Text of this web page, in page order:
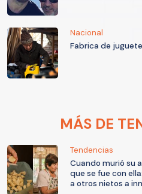
Nacional
Fabrica de
MÁS DE
Tendencias
Cuando murió su
que se fue con
a otros nietos a